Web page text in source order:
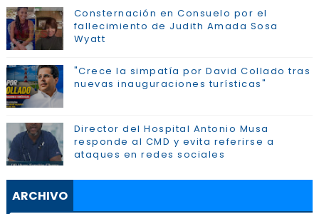
Consternación en Consuelo por el
fallecimiento de Judith Amada Sosa
Wyatt
"Crece la simpatía por David Collado tras
nuevas inauguraciones turísticas"
Director del Hospital Antonio Musa
responde al CMD y evita referirse a
ataques en redes sociales
ARCHIVO